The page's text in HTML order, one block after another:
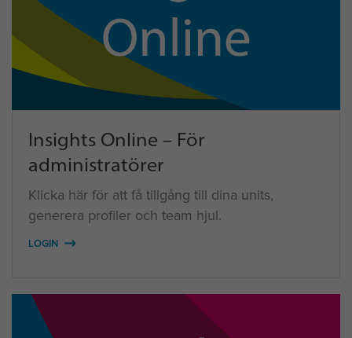
Insights Online – För
administratörer
Klicka här för att få tillgång till dina units,
generera profiler och team hjul.
LOGIN